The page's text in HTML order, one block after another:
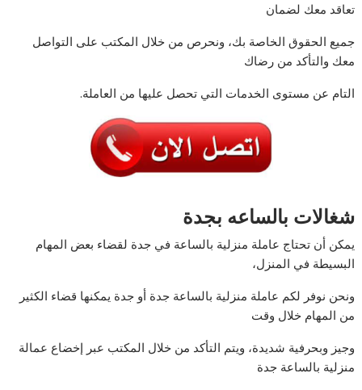
تعاقد معك لضمان
جميع الحقوق الخاصة بك، ونحرص من خلال المكتب على التواصل
معك والتأكد من رضاك
التام عن مستوى الخدمات التي تحصل عليها من العاملة.
شغالات بالساعه بجدة
يمكن أن تحتاج عاملة منزلية بالساعة في جدة لقضاء بعض المهام
البسيطة في المنزل،
ونحن نوفر لكم عاملة منزلية بالساعة جدة أو جدة يمكنها قضاء الكثير
من المهام خلال وقت
وجيز وبحرفية شديدة، ويتم التأكد من خلال المكتب عبر إخضاع عمالة
منزلية بالساعة جدة